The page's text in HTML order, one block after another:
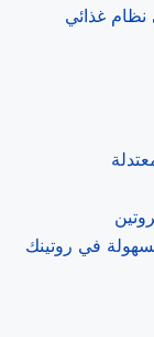
نظام غذائي
في روتينك